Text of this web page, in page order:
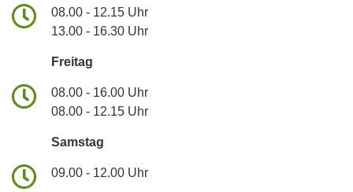
08.00 - 12.15 Uhr
13.00 - 16.30 Uhr
Freitag
08.00 - 16.00 Uhr
08.00 - 12.15 Uhr
Samstag
09.00 - 12.00 Uhr